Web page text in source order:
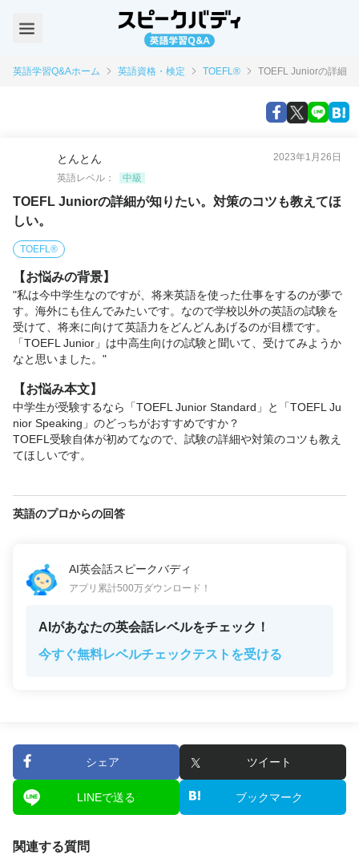
英語学習Q&Aホーム 英語資格・検定 TOEFL® TOEFL Juniorの詳細
とんとん
2023年1月26日
英語レベル：
中級
TOEFL Juniorの詳細が知りたい。対策のコツも教えてほ
しい。
TOEFL®
【お悩みの背景】
"私は今中学生なのですが、将来英語を使った仕事をするのが夢で
す。海外にも住んでみたいです。なので学校以外の英語の試験を
受けて、将来に向けて英語力をどんどんあげるのが目標です。
「TOEFL Junior」は中高生向けの試験と聞いて、受けてみようか
なと思いました。"
【お悩み本文】
中学生が受験するなら「TOEFL Junior Standard」と「TOEFL Ju
nior Speaking」のどっちがおすすめですか？
TOEFL受験自体が初めてなので、試験の詳細や対策のコツも教え
てほしいです。
英語のプロからの回答
AI英会話スピークバディ
アプリ累計500万ダウンロード！
AIがあなたの英会話レベルをチェック！
今すぐ無料レベルチェックテストを受ける
シェア ツイート
LINEで送る ブックマーク
関連する質問